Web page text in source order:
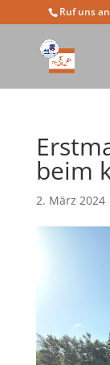
Ruf uns
beim
2. März 2024